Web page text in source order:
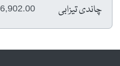
چاندی تیزابی 6,902.00